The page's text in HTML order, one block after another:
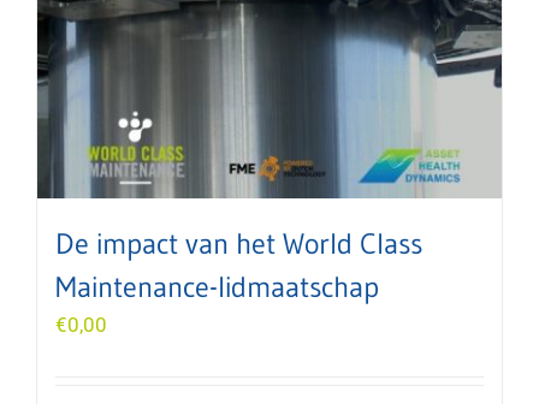
De impact van het World Class
Maintenance-lidmaatschap
€0,00